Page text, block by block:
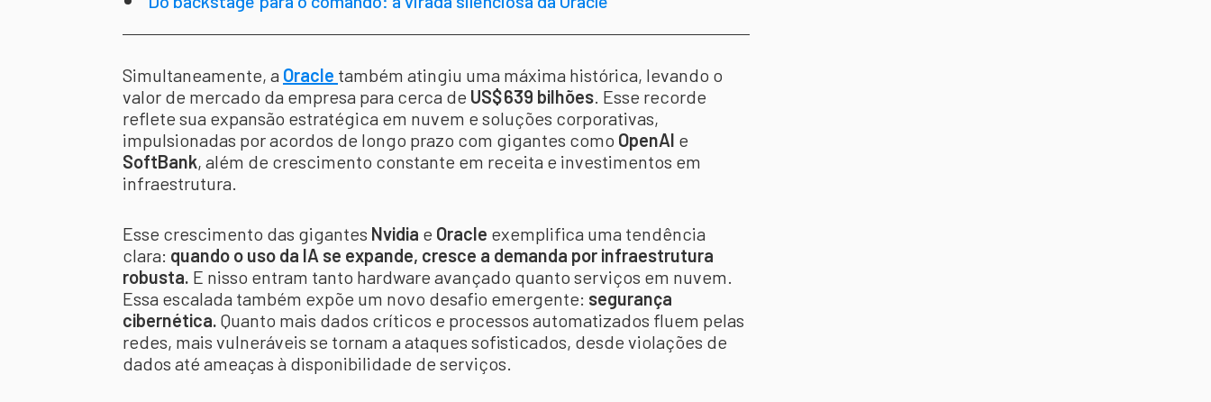
Simultaneamente, a Oracle também atingiu uma máxima histórica, levando o
valor de mercado da empresa para cerca de US$ 639 bilhões. Esse recorde
reflete sua expansão estratégica em nuvem e soluções corporativas,
impulsionadas por acordos de longo prazo com gigantes como OpenAI e
SoftBank, além de crescimento constante em receita e investimentos em
infraestrutura.
Esse crescimento das gigantes Nvidia e Oracle exemplifica uma tendência
clara: quando o uso da IA se expande, cresce a demanda por infraestrutura
robusta. E nisso entram tanto hardware avançado quanto serviços em nuvem.
Essa escalada também expõe um novo desafio emergente: segurança
cibernética. Quanto mais dados críticos e processos automatizados fluem pelas
redes, mais vulneráveis se tornam a ataques sofisticados, desde violações de
dados até ameaças à disponibilidade de serviços.